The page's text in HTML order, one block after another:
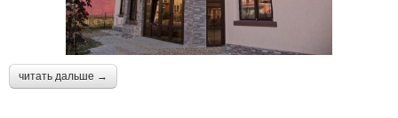
читать дальше →